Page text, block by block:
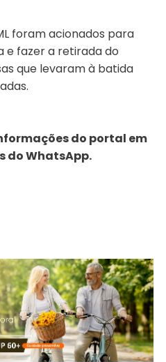
foram acionados para
e fazer a retirada do
que levaram à batida
do portal em
do WhatsApp.